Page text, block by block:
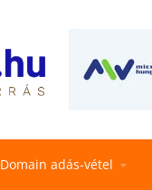
Domain adás-vétel